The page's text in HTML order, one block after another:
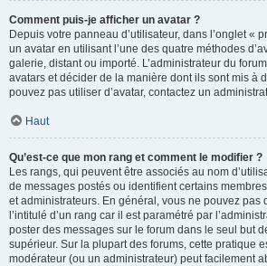
Comment puis-je afficher un avatar ?
Depuis votre panneau d’utilisateur, dans l’onglet «
un avatar en utilisant l’une des quatre méthodes
galerie, distant ou importé. L’administrateur du
avatars et décider de la manière dont ils sont mis à
pouvez pas utiliser d’avatar, contactez un
Haut
Qu’est-ce que mon rang et comment le modifier ?
Les rangs, qui peuvent être associés au nom
de messages postés ou identifient certains
et administrateurs. En général, vous ne pouvez pas
l’intitulé d’un rang car il est paramétré par
poster des messages sur le forum dans le seul but
supérieur. Sur la plupart des forums, cette pratique
modérateur (ou un administrateur) peut facilement